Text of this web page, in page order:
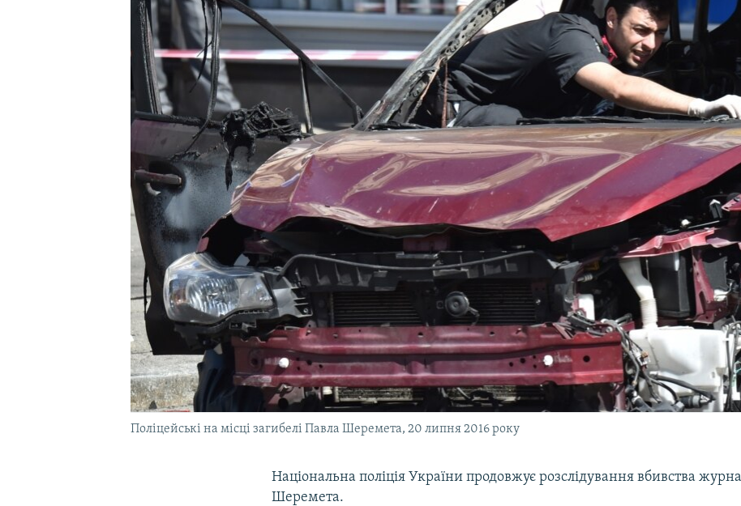
УКРАЇНСЬКА ПРОБЛЕМА КРИМУ
Поліцейські на місці загибелі Павла Шеремета, 20 липня 2016 року
Національна поліція України продовжує розслідування вбивства
Шеремета.